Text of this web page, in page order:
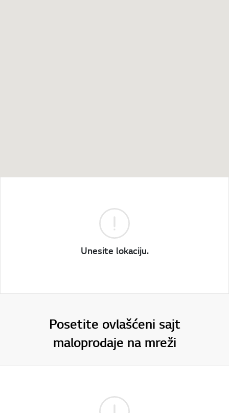
Unesite lokaciju.
Posetite ovlašćeni sajt
maloprodaje na mreži